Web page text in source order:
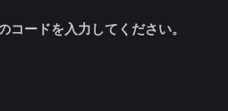
コードを入力してください。